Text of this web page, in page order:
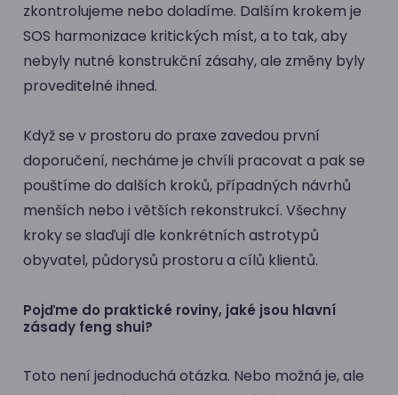
zkontrolujeme nebo doladíme. Dalším krokem je
SOS harmonizace kritických míst, a to tak, aby
nebyly nutné konstrukční zásahy, ale změny byly
proveditelné ihned.
Když se v prostoru do praxe zavedou první
doporučení, necháme je chvíli pracovat a pak se
pouštíme do dalších kroků, případných návrhů
menších nebo i větších rekonstrukcí. Všechny
kroky se slaďují dle konkrétních astrotypů
obyvatel, půdorysů prostoru a cílů klientů.
Pojďme do praktické roviny, jaké jsou hlavní
zásady feng shui?
Toto není jednoduchá otázka. Nebo možná je, ale